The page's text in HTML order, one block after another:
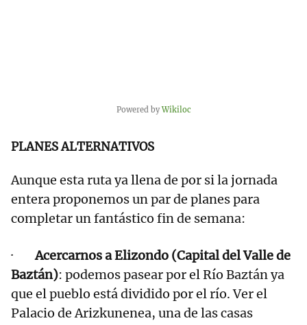
Powered byWikiloc
PLANES ALTERNATIVOS
Aunque esta ruta ya llena de por si la jornada
entera proponemos un par de planes para
completar un fantástico fin de semana:
·Acercarnos a Elizondo (Capital del Valle de
Baztán): podemos pasear por el Río Baztán ya
que el pueblo está dividido por el río. Ver el
Palacio de Arizkunenea, una de las casas